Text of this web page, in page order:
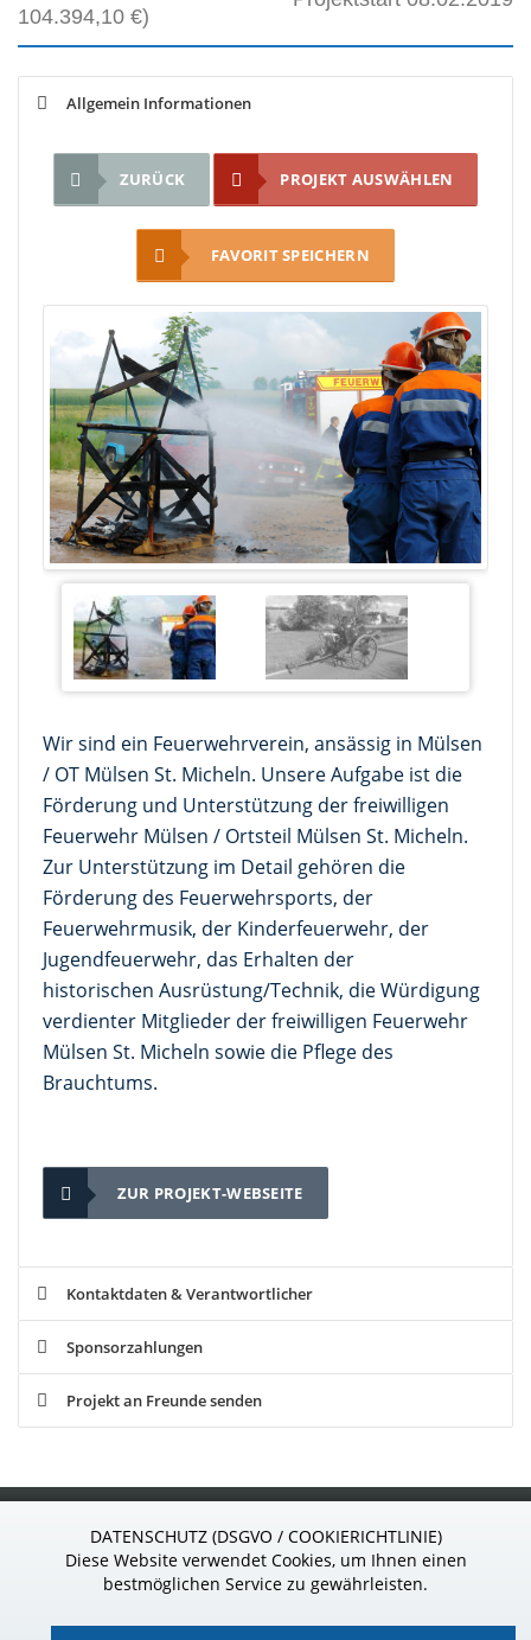
104.394,10 €)
Allgemein Informationen
ZURÜCK PROJEKT AUSWÄHLEN
FAVORIT SPEICHERN
Wir sind ein Feuerwehrverein, ansässig in Mülsen
/ OT Mülsen St. Micheln. Unsere Aufgabe ist die
Förderung und Unterstützung der freiwilligen
Feuerwehr Mülsen / Ortsteil Mülsen St. Micheln.
Zur Unterstützung im Detail gehören die
Förderung des Feuerwehrsports, der
Feuerwehrmusik, der Kinderfeuerwehr, der
Jugendfeuerwehr, das Erhalten der
historischen Ausrüstung/Technik, die Würdigung
verdienter Mitglieder der freiwilligen Feuerwehr
Mülsen St. Micheln sowie die Pflege des
Brauchtums.
ZUR PROJEKT-WEBSEITE
Kontaktdaten & Verantwortlicher
Sponsorzahlungen
Projekt an Freunde senden
Wir sind gern für Sie da!
Telefon: 037296 - 927 39 85
DATENSCHUTZ (DSGVO / COOKIERICHTLINIE)
Diese Website verwendet Cookies, um Ihnen einen
bestmöglichen Service zu gewährleisten.